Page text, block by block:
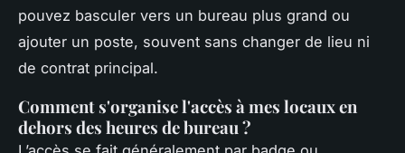
pouvez basculer vers un bureau plus grand ou
ajouter un poste, souvent sans changer de lieu ni
de contrat principal.
Comment s'organise l'accès à mes locaux en
dehors des heures de bureau ?